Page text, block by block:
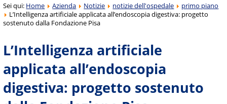
Sei qui: Home Azienda Notizie notizie dell'ospedale
primo piano
L’Intelligenza artificiale applicata all’endoscopia digestiva: progetto
sostenuto dalla Fondazione Pisa
L’Intelligenza artificiale
applicata all’endoscopia
digestiva: progetto sostenuto